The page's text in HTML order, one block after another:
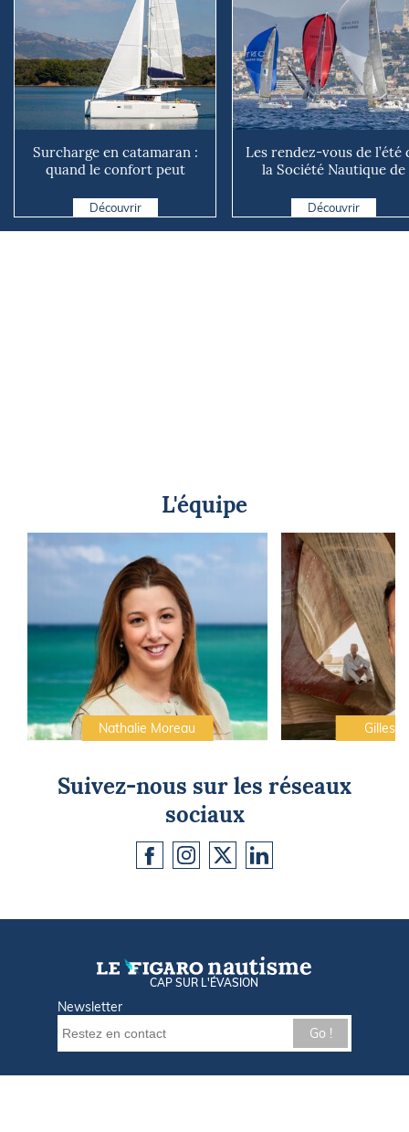
Surcharge en catamaran :
quand le confort peut
Découvrir
Les rendez-vous de l’été
la Société Nautique de
Découvrir
L'équipe
Nathalie Moreau Gilles
Suivez-nous sur les réseaux
sociaux
CAP SUR L'ÉVASION
Newsletter
Go !